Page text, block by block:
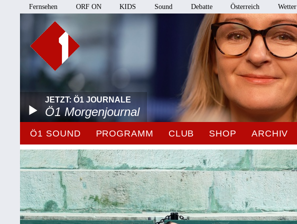
Fernsehen ORF ON KIDS Sound Debatte Österreich Wetter
JETZT: Ö1 JOURNALE
Ö1 Morgenjournal
Ö1 SOUND PROGRAMM CLUB SHOP ARCHIV